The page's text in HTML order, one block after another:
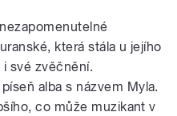
která stála u jejího
i své zvěčnění.
alba s názvem Myla.
co může muzikant v